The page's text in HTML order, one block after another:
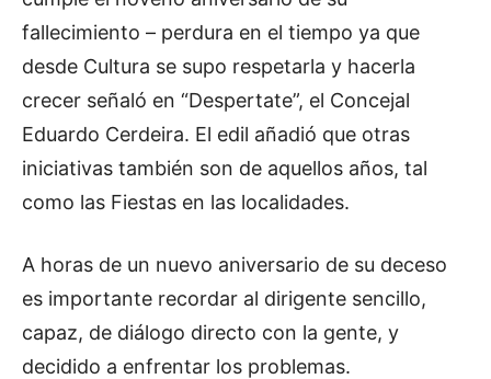
e
a
u
d
i
o
fallecimiento – perdura en el tiempo ya que
desde Cultura se supo respetarla y hacerla
crecer señaló en “Despertate”, el Concejal
Eduardo Cerdeira. El edil añadió que otras
iniciativas también son de aquellos años, tal
como las Fiestas en las localidades.
A horas de un nuevo aniversario de su deceso
es importante recordar al dirigente sencillo,
capaz, de diálogo directo con la gente, y
decidido a enfrentar los problemas.